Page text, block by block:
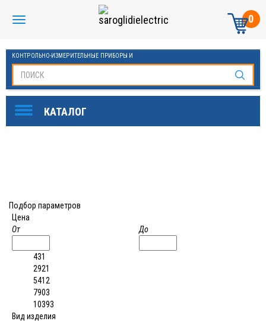
0
КОНТРОЛЬНО-ИЗМЕРИТЕЛЬНЫЕ ПРИБОРЫ И
Подбор параметров
Цена
От
До
431
2921
5412
7903
10393
Вид изделия